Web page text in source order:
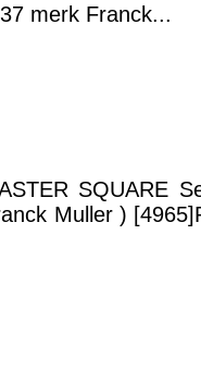
merk Franck...
SQUARE
Muller )